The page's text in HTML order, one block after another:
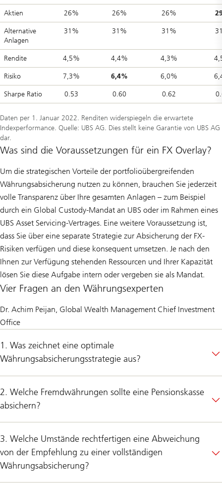
Aktien 26% 26% 26%
Alternative
Anlagen
31% 31% 31%
Rendite 4,5% 4,4% 4,3%
Risiko 7,3% 6,4% 6,0%
Sharpe Ratio 0.53 0.60 0.62
Daten per 1. Januar 2022. Renditen widerspiegeln die erwartete
Indexperformance. Quelle: UBS AG. Dies stellt keine Garantie von UBS AG
dar.
Was sind die Voraussetzungen für ein FX Overlay?
Um die strategischen Vorteile der portfolioübergreifenden
Währungsabsicherung nutzen zu können, brauchen Sie jederzeit
volle Transparenz über Ihre gesamten Anlagen – zum Beispiel
durch ein Global Custody-Mandat an UBS oder im Rahmen eines
UBS Asset Servicing-Vertrages. Eine weitere Voraussetzung ist,
dass Sie über eine separate Strategie zur Absicherung der FX-
Risiken verfügen und diese konsequent umsetzen. Je nach den
Ihnen zur Verfügung stehenden Ressourcen und Ihrer Kapazität
lösen Sie diese Aufgabe intern oder vergeben sie als Mandat.
Vier Fragen an den Währungsexperten
Dr. Achim Peijan, Global Wealth Management Chief Investment
Office
1. Was zeichnet eine optimale
Währungsabsicherungsstrategie aus?
2. Welche Fremdwährungen sollte eine Pensionskasse
absichern?
3. Welche Umstände rechtfertigen eine Abweichung
von der Empfehlung zu einer vollständigen
Währungsabsicherung?